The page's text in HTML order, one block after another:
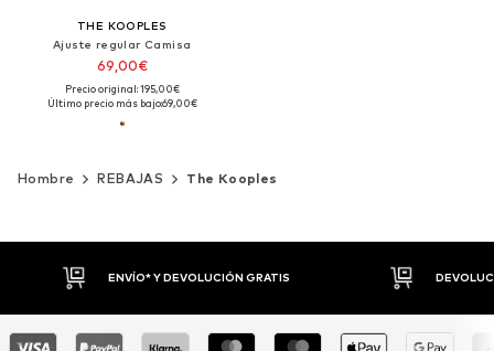
THE KOOPLES
Ajuste regular Camisa
69,00€
Precio original: 195,00€
Último precio más bajo:69,00€
Hombre REBAJAS The Kooples
ENVÍO* Y DEVOLUCIÓN GRATIS